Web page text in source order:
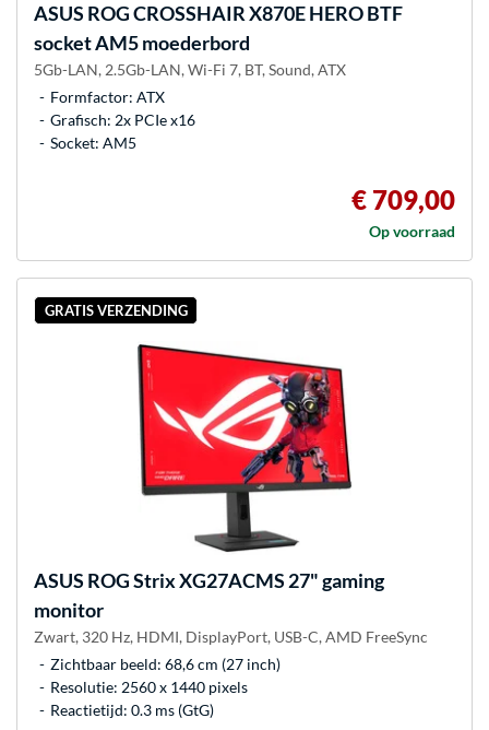
ASUS ROG CROSSHAIR X870E HERO BTF
socket AM5 moederbord
5Gb-LAN, 2.5Gb-LAN, Wi-Fi 7, BT, Sound, ATX
Formfactor: ATX
Grafisch: 2x PCIe x16
Socket: AM5
€ 709,00
Op voorraad
GRATIS VERZENDING
ASUS ROG Strix XG27ACMS 27" gaming
monitor
Zwart, 320 Hz, HDMI, DisplayPort, USB-C, AMD FreeSync
Zichtbaar beeld: 68,6 cm (27 inch)
Resolutie: 2560 x 1440 pixels
Reactietijd: 0.3 ms (GtG)